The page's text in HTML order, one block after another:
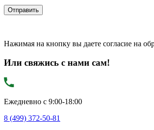
Нажимая на кнопку вы даете согласие на
Или свяжись с нами сам!
Ежедневно с 9:00-18:00
8 (499) 372-50-81